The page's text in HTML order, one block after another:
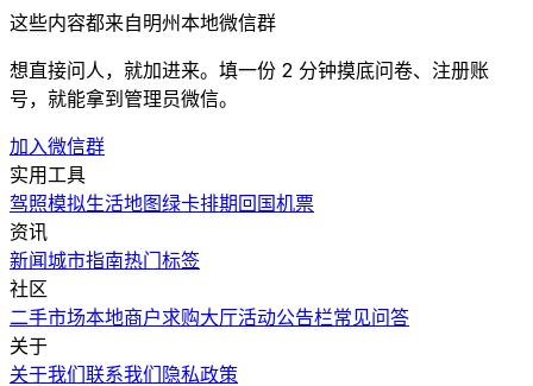
这些内容都来自明州本地微信群
想直接问人，就加进来。填一份 2 分钟摸底问卷、注册账
号，就能拿到管理员微信。
加入微信群
实用工具
驾照模拟生活地图绿卡排期回国机票
资讯
新闻城市指南热门标签
社区
二手市场本地商户求购大厅活动公告栏常见问答
关于
关于我们联系我们隐私政策